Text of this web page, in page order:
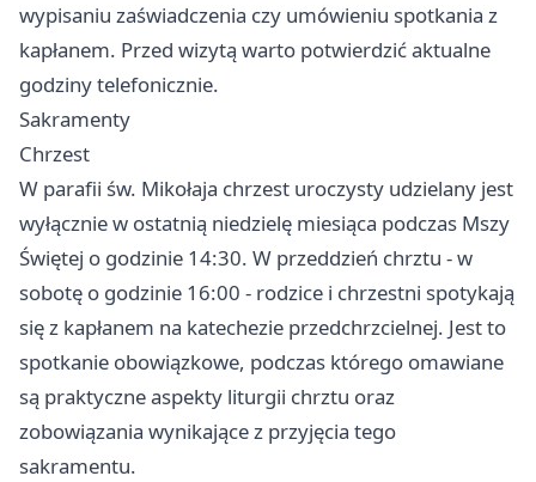
wypisaniu zaświadczenia czy umówieniu spotkania z
kapłanem. Przed wizytą warto potwierdzić aktualne
godziny telefonicznie.
Sakramenty
Chrzest
W parafii św. Mikołaja chrzest uroczysty udzielany jest
wyłącznie w ostatnią niedzielę miesiąca podczas Mszy
Świętej o godzinie 14:30. W przeddzień chrztu - w
sobotę o godzinie 16:00 - rodzice i chrzestni spotykają
się z kapłanem na katechezie przedchrzcielnej. Jest to
spotkanie obowiązkowe, podczas którego omawiane
są praktyczne aspekty liturgii chrztu oraz
zobowiązania wynikające z przyjęcia tego
sakramentu.